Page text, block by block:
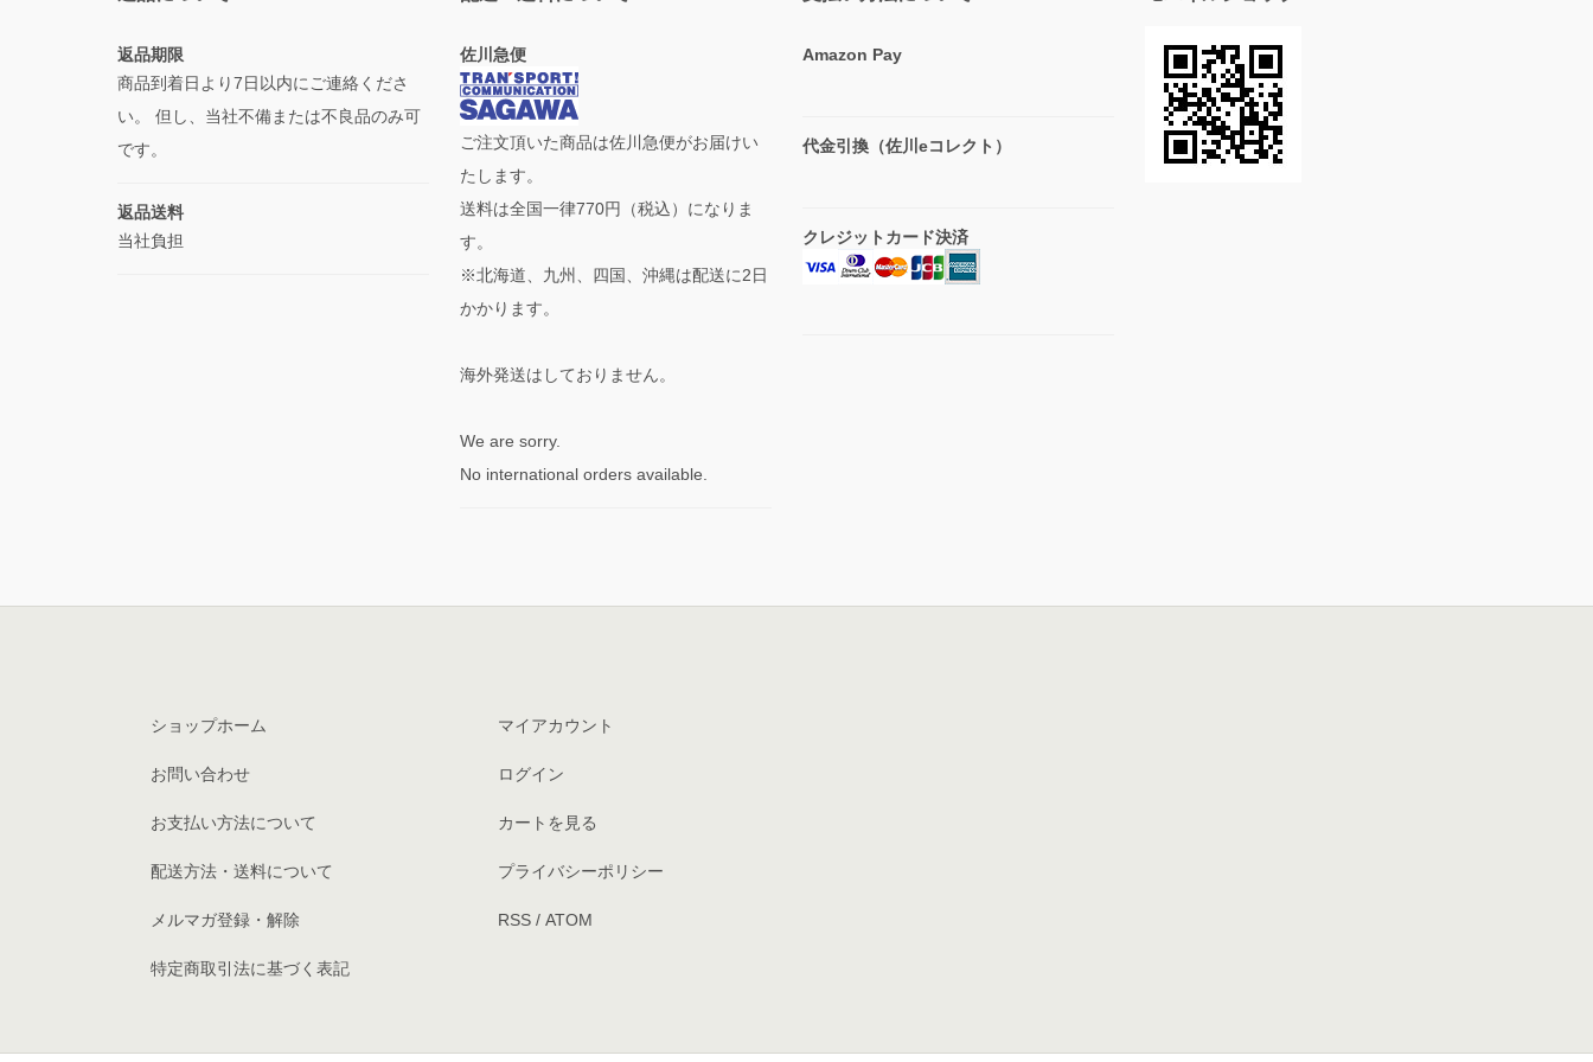
返品期限
商品到着日より7日以内にご連絡くださ
い。 但し、当社不備または不良品のみ可
です。
返品送料
当社負担
佐川急便
ご注文頂いた商品は佐川急便がお届けい
たします。
送料は全国一律770円（税込）になりま
す。
※北海道、九州、四国、沖縄は配送に2日
かかります。
海外発送はしておりません。
We are sorry.
No international orders available.
Amazon Pay
代金引換（佐川eコレクト）
クレジットカード決済
ショップホーム
お問い合わせ
お支払い方法について
配送方法・送料について
メルマガ登録・解除
特定商取引法に基づく表記
マイアカウント
ログイン
カートを見る
プライバシーポリシー
RSS/ ATOM